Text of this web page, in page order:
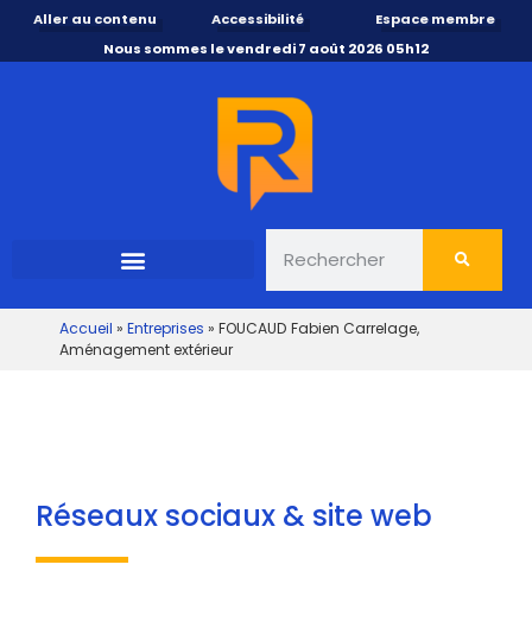
Aller au contenu Accessibilité
Espace membre
Nous sommes le vendredi 7 août 2026 05h12
Accueil » Entreprises » FOUCAUD Fabien Carrelage,
Aménagement extérieur
Réseaux sociaux & site web